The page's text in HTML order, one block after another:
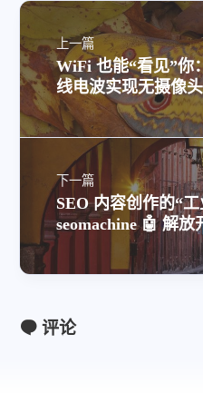
上一篇
WiFi 也能“看见”你
线电波实现无摄像
下一篇
SEO 内容创作的“
seomachine 🤖 解
评论